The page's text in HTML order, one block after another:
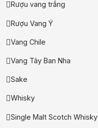
Rượu vang trắng
Rượu Vang Ý
Vang Chile
Vang Tây Ban Nha
Sake
Whisky
Single Malt Scotch Whisky